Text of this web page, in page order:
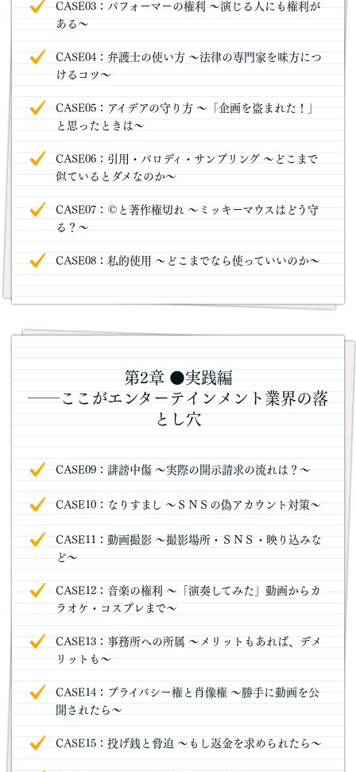
CASE03：パフォーマーの権利 ～演じる人にも権利が
ある～
CASE04：弁護士の使い方 ～法律の専門家を味方につ
けるコツ～
CASE05：アイデアの守り方 ～「企画を盗まれた！」
と思ったときは～
CASE06：引用・パロディ・サンプリング ～どこまで
似ているとダメなのか～
CASE07：©と著作権切れ ～ミッキーマウスはどう守
る？～
CASE08：私的使用 ～どこまでなら使っていいのか～
第2章 ●実践編
――ここがエンターテインメント業界の落
とし穴
CASE09：誹謗中傷 ～実際の開示請求の流れは？～
CASE10：なりすまし ～ＳＮＳの偽アカウント対策～
CASE11：動画撮影 ～撮影場所・ＳＮＳ・映り込みな
ど～
CASE12：音楽の権利 ～「演奏してみた」動画からカ
ラオケ・コスプレまで～
CASE13：事務所への所属 ～メリットもあれば、デメ
リットも～
CASE14：プライバシー権と肖像権 ～勝手に動画を公
開されたら～
CASE15：投げ銭と脅迫 ～もし返金を求められたら～